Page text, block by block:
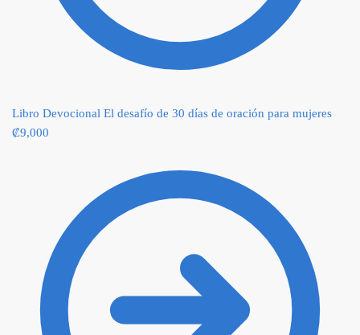
Libro Devocional El desafío de 30 días de oración para mujeres
₡9,000